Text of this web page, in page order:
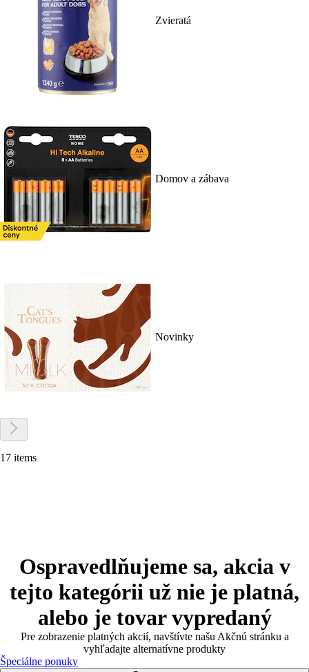
Zvieratá
Domov a zábava
Novinky
17 items
Ospravedlňujeme sa, akcia v
tejto kategórii už nie je platná,
alebo je tovar vypredaný
Pre zobrazenie platných akcií, navštívte našu Akčnú stránku a
vyhľadajte alternatívne produkty
Špeciálne ponuky